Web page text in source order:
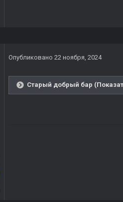
Опубликовано 22 ноября, 2024
Старый добрый бар